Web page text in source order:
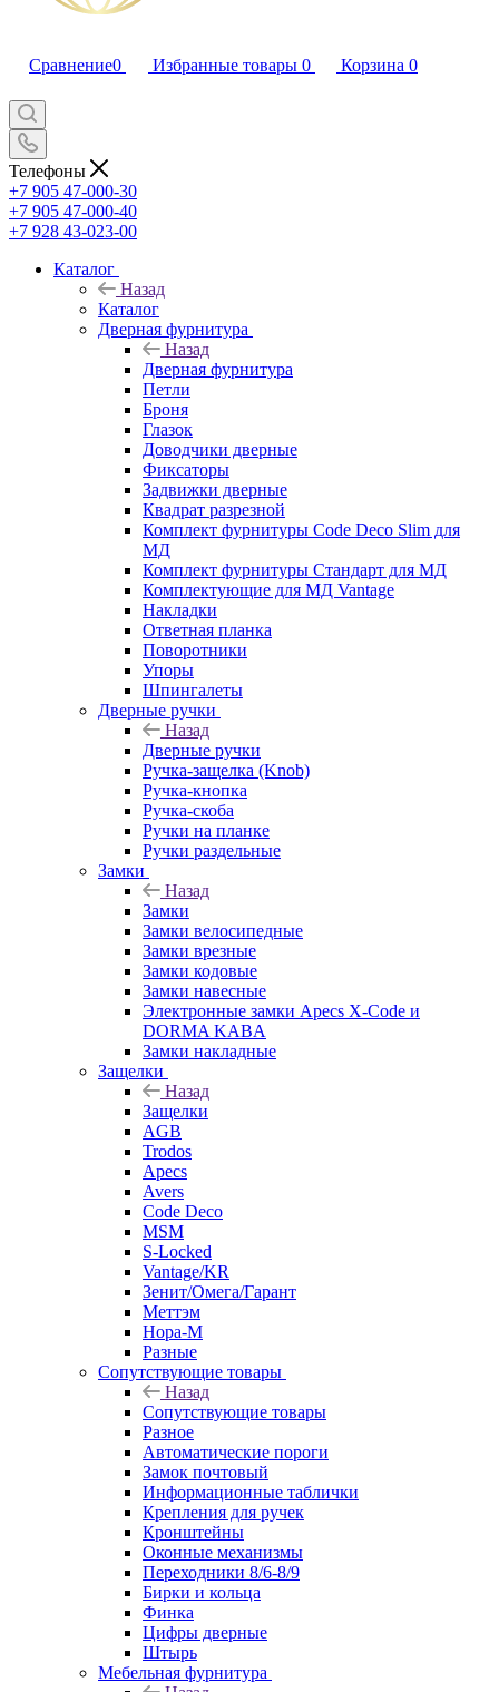
Сравнение0 Избранные товары 0 Корзина 0
Телефоны
+7 905 47-000-30
+7 905 47-000-40
+7 928 43-023-00
Каталог
Назад
Каталог
Дверная фурнитура
Назад
Дверная фурнитура
Петли
Броня
Глазок
Доводчики дверные
Фиксаторы
Задвижки дверные
Квадрат разрезной
Комплект фурнитуры Code Deco Slim для
МД
Комплект фурнитуры Стандарт для МД
Комплектующие для МД Vantage
Накладки
Ответная планка
Поворотники
Упоры
Шпингалеты
Дверные ручки
Назад
Дверные ручки
Ручка-защелка (Knob)
Ручка-кнопка
Ручка-скоба
Ручки на планке
Ручки раздельные
Замки
Назад
Замки
Замки велосипедные
Замки врезные
Замки кодовые
Замки навесные
Электронные замки Apecs X-Code и
DORMA KABA
Замки накладные
Защелки
Назад
Защелки
AGB
Trodos
Apecs
Avers
Code Deco
MSM
S-Locked
Vantage/KR
Зенит/Омега/Гарант
Меттэм
Нора-М
Разные
Сопутствующие товары
Назад
Сопутствующие товары
Разное
Автоматические пороги
Замок почтовый
Информационные таблички
Крепления для ручек
Кронштейны
Оконные механизмы
Переходники 8/6-8/9
Бирки и кольца
Финка
Цифры дверные
Штырь
Мебельная фурнитура